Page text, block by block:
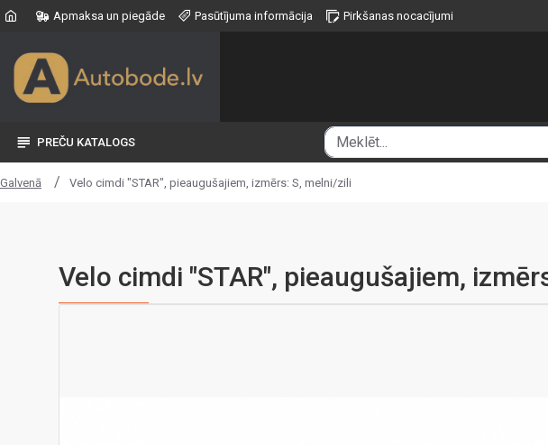
Apmaksa un piegāde Pasūtījuma informācija Pirkšanas nocacījumi
PREČU KATALOGS
Galvenā Velo cimdi "STAR", pieaugušajiem, izmērs: S, melni/zili
Velo cimdi "STAR", pieaugušajiem,